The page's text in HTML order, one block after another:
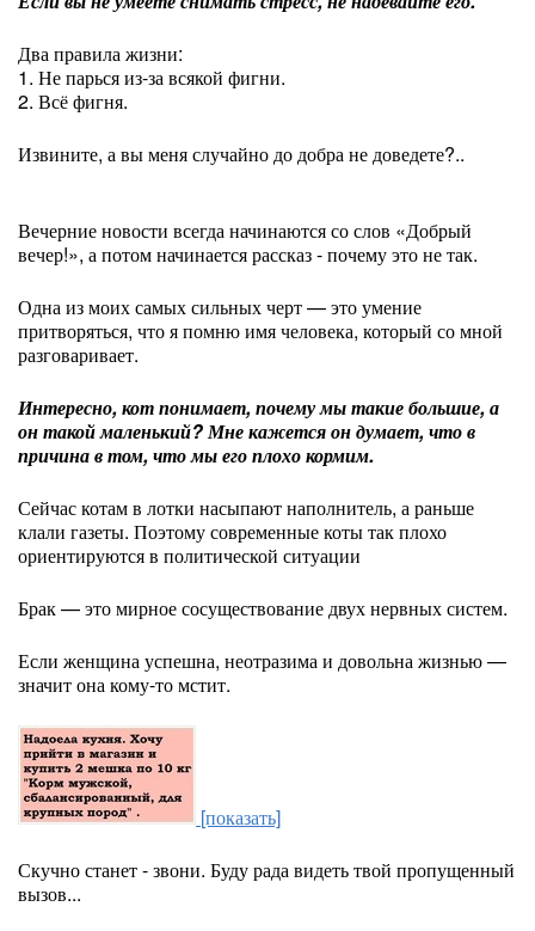
Два правила жизни:
1. Не парься из-за всякой фигни.
2. Всё фигня.
Извините, а вы меня случайно до добра не доведете?..
Вечерние новости всегда начинаются со слов «Добрый
вечер!», а потом начинается рассказ - почему это не так.
Одна из моих самых сильных черт — это умение
притворяться, что я помню имя человека, который со мной
разговаривает.
Интересно, кот понимает, почему мы такие большие, а
он такой маленький? Мне кажется он думает, что в
причина в том, что мы его плохо кормим.
Сейчас котам в лотки насыпают наполнитель, а раньше
клали газеты. Поэтому современные коты так плохо
ориентируются в политической ситуации
Брак — это мирное сосуществование двух нервных систем.
Если женщина успешна, неотразима и довольна жизнью —
значит она кому-то мстит.
[показать]
Скучно станет - звони. Буду рада видеть твой пропущенный
вызов...